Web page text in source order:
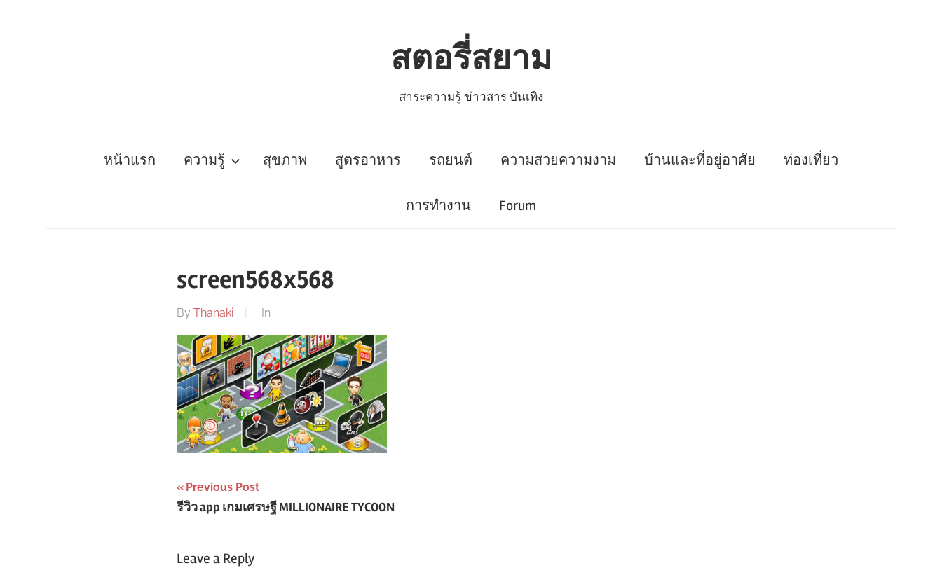
สตอรี่สยาม
สาระความรู้ ข่าวสาร บันเทิง
หน้าแรก ความรู้ สุขภาพ สูตรอาหาร รถยนต์ ความสวยความงาม บ้านและที่อยู่อาศัย ท่องเที่ยว
การทำงาน Forum
screen568x568
By Thanaki In
Post
navigation
Previous Post
รีวิว app เกมเศรษฐี MILLIONAIRE TYCOON
Leave a Reply